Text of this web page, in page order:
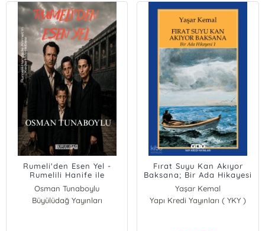
Rumeli'den Esen Yel -
Rumelili Hanife ile
Ahmet'in Kederli
Menkıbesi
Osman Tunaboylu
Büyülüdağ Yayınları
Fırat Suyu Kan Akıyor
Baksana; Bir Ada Hikayesi
Yaşar Kemal
Yapı Kredi Yayınları ( YKY )